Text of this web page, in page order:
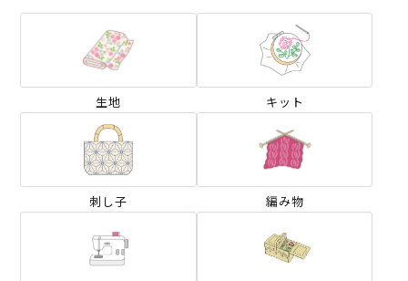
生地 キット
刺し子 編み物